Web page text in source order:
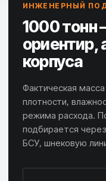
ИНЖЕНЕРНЫЙ
1000 тонн
ориентир,
корпуса
Фактическая
плотности,
режима расхода.
подбирается
БСУ, шнековую